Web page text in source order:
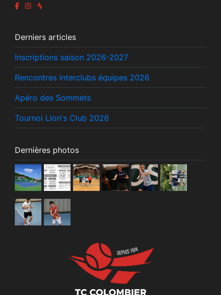
Derniers articles
Inscriptions saison 2026-2027
Rencontres interclubs équipes 2026
Apéro des Sommets
Tournoi Lion's Club 2026
Dernières photos